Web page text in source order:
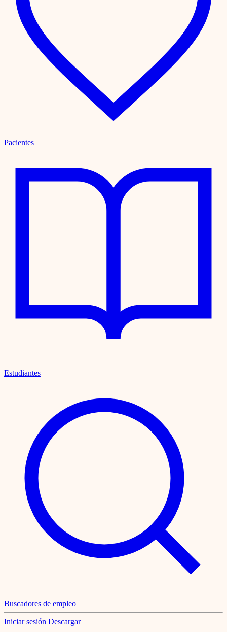
Pacientes
Estudiantes
Buscadores de empleo
Iniciar sesión Descargar